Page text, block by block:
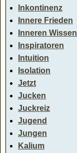
Inkontinenz
Innere Frieden
Inneren Wissen
Inspiratoren
Intuition
Isolation
Jetzt
Jucken
Juckreiz
Jugend
Jungen
Kalium